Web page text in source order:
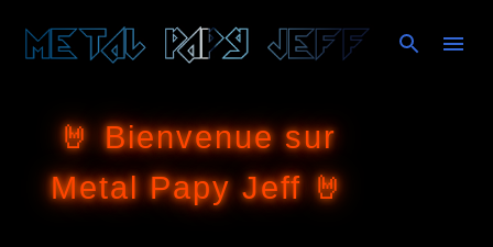
Accéder au contenu principal
🤘 Bienvenue sur
Metal Papy Jeff 🤘